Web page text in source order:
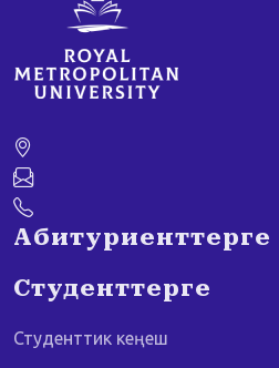
Абитуриенттерге
Студенттерге
Студенттик кеңеш